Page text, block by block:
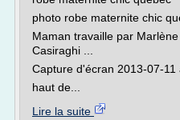
photo robe maternite chic
Maman travaille par
Casiraghi ...
Capture d'écran 2013-07-11
haut de...
Lire la suite